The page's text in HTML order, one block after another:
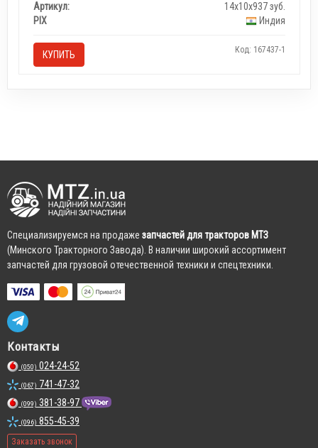
Артикул:
14х10х937 зуб.
PIX
Индия
КУПИТЬ Код: 167437-1
Cпециализируемся на продаже запчастей для тракторов МТЗ
(Минского Тракторного Завода). В наличии широкий ассортимент
запчастей для грузовой отечественной техники и спецтехники.
Контакты
(050) 024-24-52
(067) 741-47-32
(099) 381-38-97
(096) 855-45-39
Заказать звонок